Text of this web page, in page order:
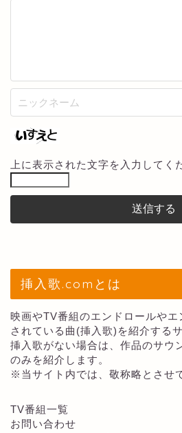
上に表示された文字を入力してく
挿入歌.comとは
映画やTV番組のエンドロールや
されている曲(挿入歌)を紹介する
挿入歌がない場合は、作品のサウ
のみを紹介します。
※当サイト内では、敬称略とさせ
TV番組一覧
お問い合わせ